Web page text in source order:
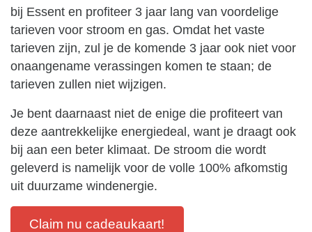
bij Essent en profiteer 3 jaar lang van voordelige
tarieven voor stroom en gas. Omdat het vaste
tarieven zijn, zul je de komende 3 jaar ook niet voor
onaangename verassingen komen te staan; de
tarieven zullen niet wijzigen.
Je bent daarnaast niet de enige die profiteert van
deze aantrekkelijke energiedeal, want je draagt ook
bij aan een beter klimaat. De stroom die wordt
geleverd is namelijk voor de volle 100% afkomstig
uit duurzame windenergie.
Claim nu cadeaukaart!